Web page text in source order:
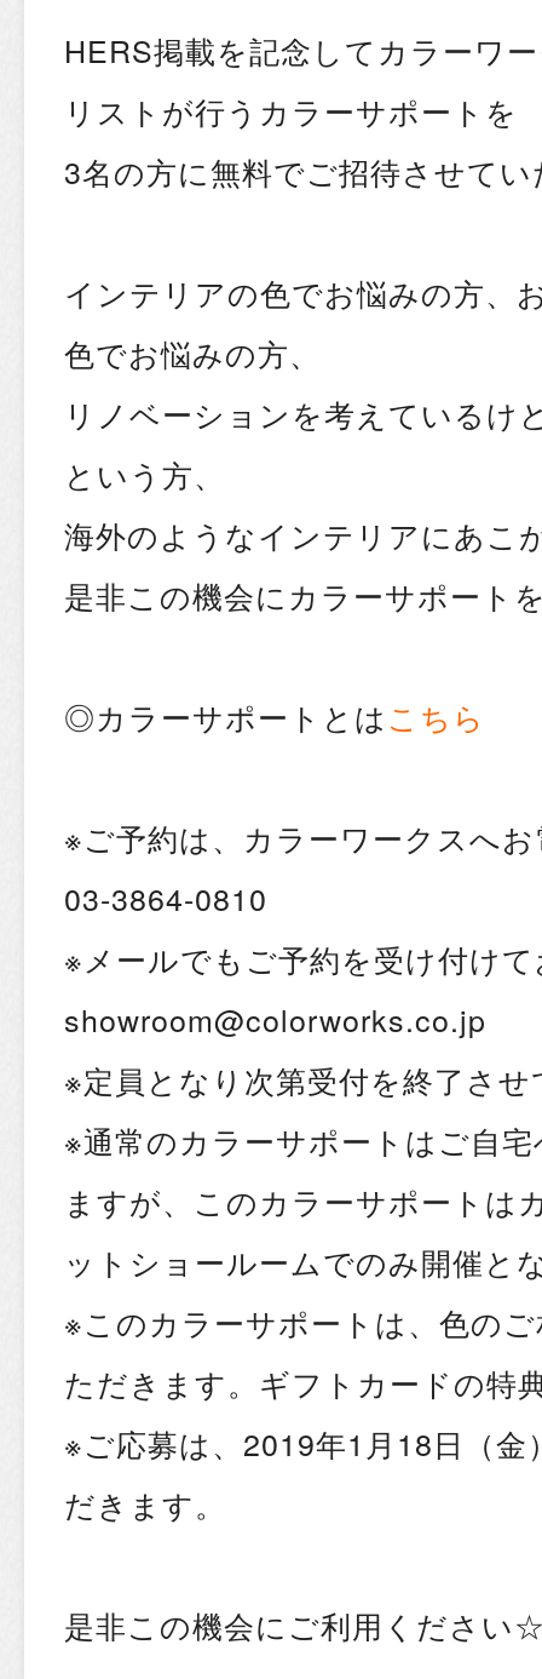
HERS掲載を記念してカラーワ
リストが行うカラーサポートを
3名の方に無料でご招待させて
インテリアの色でお悩みの方、
色でお悩みの方、
リノベーションを考えているけ
という方、
海外のようなインテリアにあこ
是非この機会にカラーサポート
◎カラーサポートとはこちら
※ご予約は、カラーワークスへ
03-3864-0810
※メールでもご予約を受け付け
showroom@colorworks.co.jp
※定員となり次第受付を終了さ
※通常のカラーサポートはご自
ますが、このカラーサポートは
ットショールームでのみ開催と
※このカラーサポートは、色の
ただきます。ギフトカードの特
※ご応募は、2019年1月18日（
だきます。
是非この機会にご利用ください